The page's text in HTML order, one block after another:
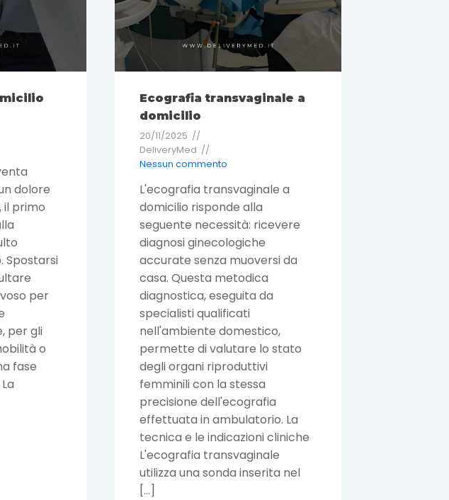
dolore
primo
Spostarsi
per
per gli
o
fase
Ecografia transvaginale a
domicilio
20/11/2025
DeliveryMed
Nessun commento
L'ecografia transvaginale a
domicilio risponde alla
seguente necessità: ricevere
diagnosi ginecologiche
accurate senza muoversi da
casa. Questa metodica
diagnostica, eseguita da
specialisti qualificati
nell'ambiente domestico,
permette di valutare lo stato
degli organi riproduttivi
femminili con la stessa
precisione dell'ecografia
effettuata in ambulatorio. La
tecnica e le indicazioni cliniche
L'ecografia transvaginale
utilizza una sonda inserita nel
[…]